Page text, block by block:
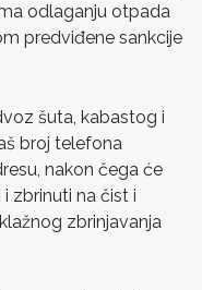
odlaganju otpada
predviđene sankcije
šuta, kabastog i
broj telefona
nakon čega će
zbrinuti na čist i
zbrinjavanja